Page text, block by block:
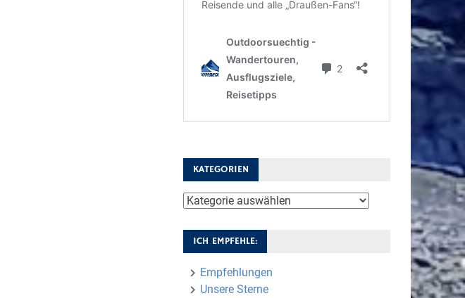
KATEGORIEN
Kategorien
ICH EMPFEHLE:
Empfehlungen
Unsere Sterne